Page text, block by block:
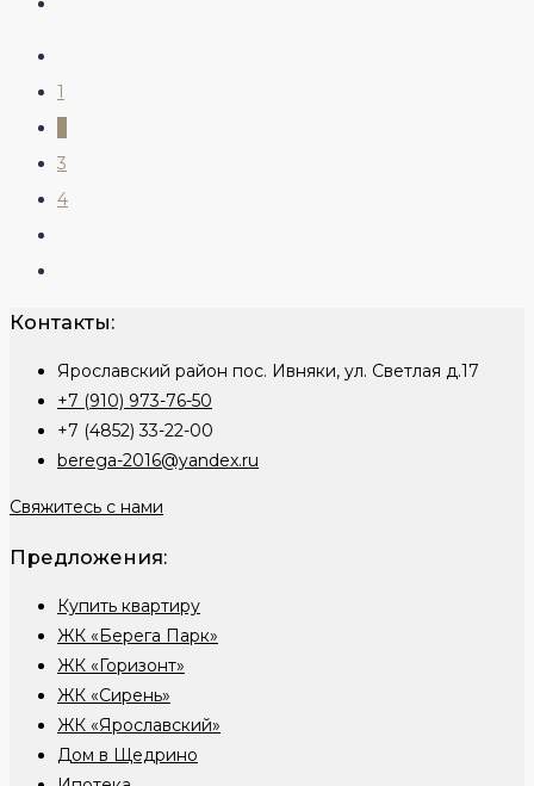
1
3
4
Контакты:
Ярославский район пос. Ивняки, ул. Светлая д.17
+7 (910) 973-76-50
+7 (4852) 33-22-00
berega-2016@yandex.ru
Свяжитесь с нами
Предложения:
Купить квартиру
ЖК «Берега Парк»
ЖК «Горизонт»
ЖК «Сирень»
ЖК «Ярославский»
Дом в Щедрино